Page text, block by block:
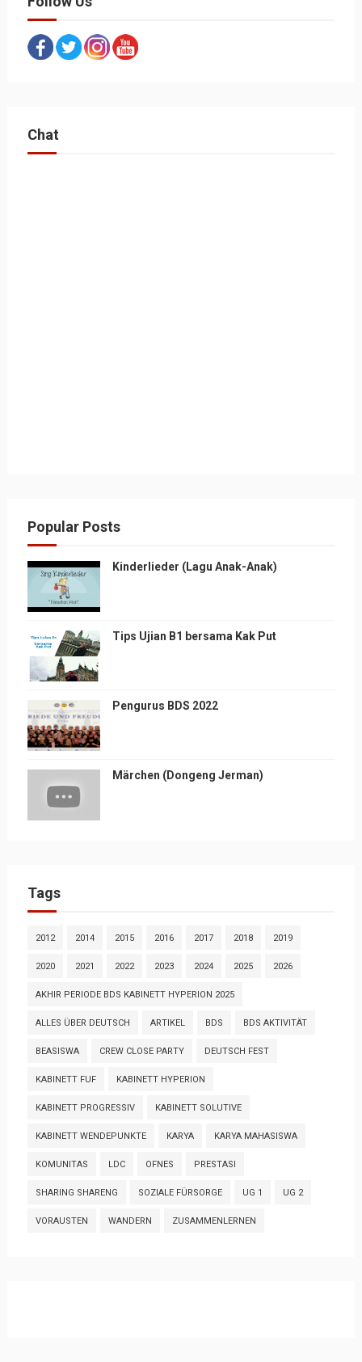
Chat
Popular Posts
Kinderlieder (Lagu Anak-Anak)
Tips Ujian B1 bersama Kak Put
Pengurus BDS 2022
Märchen (Dongeng Jerman)
Tags
2012 2014 2015 2016 2017 2018 2019
2020 2021 2022 2023 2024 2025 2026
AKHIR PERIODE BDS KABINETT HYPERION 2025
ALLES ÜBER DEUTSCH ARTIKEL BDS BDS AKTIVITÄT
BEASISWA CREW CLOSE PARTY DEUTSCH FEST
KABINETT FUF KABINETT HYPERION
KABINETT PROGRESSIV KABINETT SOLUTIVE
KABINETT WENDEPUNKTE KARYA KARYA MAHASISWA
KOMUNITAS LDC OFNES PRESTASI
SHARING SHARENG SOZIALE FÜRSORGE UG 1 UG 2
VORAUSTEN WANDERN ZUSAMMENLERNEN